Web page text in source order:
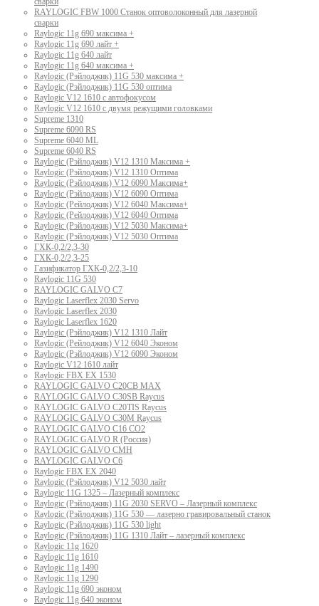
RAYLOGIC FBW 1000 Станок оптоволоконный для лазерной
сварки
Raylogic 11g 690 максима +
Raylogic 11g 690 лайт +
Raylogic 11g 640 лайт
Raylogic 11g 640 максима +
Raylogic (Рэйлоджик) 11G 530 максима +
Raylogic (Рэйлоджик) 11G 530 оптима
Raylogic V12 1610 с автофокусом
Raylogic V12 1610 с двумя режущими головками
Supreme 1310
Supreme 6090 RS
Supreme 6040 ML
Supreme 6040 RS
Raylogic (Рэйлоджик) V12 1310 Максима +
Raylogic (Рэйлоджик) V12 1310 Оптима
Raylogic (Рэйлоджик) V12 6090 Максима+
Raylogic (Рэйлоджик) V12 6090 Оптима
Raylogic (Рейлоджик) V12 6040 Максима+
Raylogic (Рейлоджик) V12 6040 Оптима
Raylogic (Рэйлоджик) V12 5030 Максима+
Raylogic (Рэйлоджик) V12 5030 Оптима
ГХК-0,2/2,3-30
ГХК-0,2/2,3-25
Газификатор ГХК-0,2/2,3-10
Raylogic 11G 530
RAYLOGIC GALVO С7
Raylogic Laserflex 2030 Servo
Raylogic Laserflex 2030
Raylogic Laserflex 1620
Raylogic (Рэйлоджик) V12 1310 Лайт
Raylogic (Рейлоджик) V12 6040 Эконом
Raylogic (Рэйлоджик) V12 6090 Эконом
Raylogic V12 1610 лайт
Raylogic FBX EX 1530
RAYLOGIC GALVO С20CB MAX
RAYLOGIC GALVO С30SB Raycus
RAYLOGIC GALVO C20TIS Raycus
RAYLOGIC GALVO С30M Raycus
RAYLOGIC GALVO С16 CO2
RAYLOGIC GALVO R (Россия)
RAYLOGIC GALVO CMH
RAYLOGIC GALVO С6
Raylogic FBX EX 2040
Raylogic (Рэйлоджик) V12 5030 лайт
Raylogic 11G 1325 – Лазерный комплекс
Raylogic (Рэйлоджик) 11G 2030 SERVO – Лазерный комплекс
Raylogic (Рэйлоджик) 11G 530 — лазерно гравировальный станок
Raylogic (Рэйлоджик) 11G 530 light
Raylogic (Рэйлоджик) 11G 1310 Лайт – лазерный комплекс
Raylogic 11g 1620
Raylogic 11g 1610
Raylogic 11g 1490
Raylogic 11g 1290
Raylogic 11g 690 эконом
Raylogic 11g 640 эконом